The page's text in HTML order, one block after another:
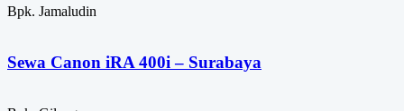
Bpk. Jamaludin
Sewa Canon iRA 400i – Surabaya